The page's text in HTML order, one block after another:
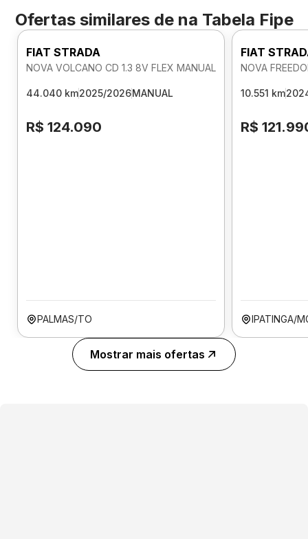
Ofertas similares de na Tabela Fipe
FIAT STRADA
NOVA VOLCANO CD 1.3 8V FLEX MANUAL
44.040 km2025/2026MANUAL
R$ 124.090
PALMAS/TO
FIAT
NOVA
10.551 km
R$
IPATINGA/
Mostrar mais ofertas